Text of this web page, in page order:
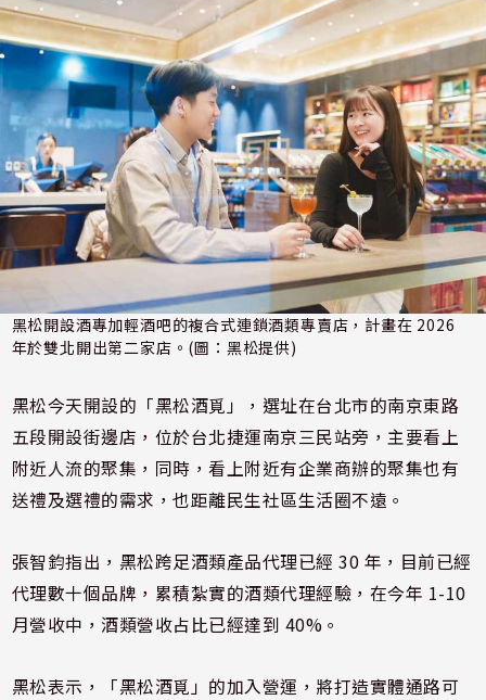
黑松開設酒專加輕酒吧的複合式連鎖酒類專賣店，計畫在 2026
年於雙北開出第二家店。(圖：黑松提供)
黑松今天開設的「黑松酒覓」，選址在台北市的南京東路
五段開設街邊店，位於台北捷運南京三民站旁，主要看上
附近人流的聚集，同時，看上附近有企業商辦的聚集也有
送禮及選禮的需求，也距離民生社區生活圈不遠。
張智鈞指出，黑松跨足酒類產品代理已經 30 年，目前已經
代理數十個品牌，累積紮實的酒類代理經驗，在今年 1-10
月營收中，酒類營收占比已經達到 40%。
黑松表示，「黑松酒覓」的加入營運，將打造實體通路可